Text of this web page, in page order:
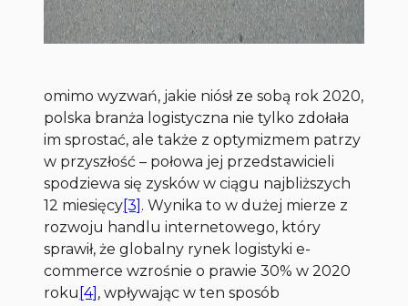
omimo wyzwań, jakie niósł ze sobą rok 2020,
polska branża logistyczna nie tylko zdołała
im sprostać, ale także z optymizmem patrzy
w przyszłość – połowa jej przedstawicieli
spodziewa się zysków w ciągu najbliższych
12 miesięcy [3] . Wynika to w dużej mierze z
rozwoju handlu internetowego, który
sprawił, że globalny rynek logistyki e-
commerce wzrośnie o prawie 30% w 2020
roku [4] , wpływając w ten sposób